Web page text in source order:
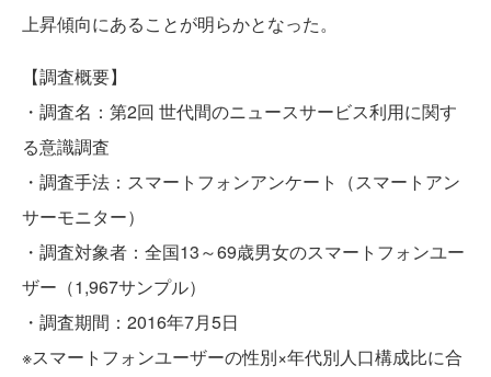
上昇傾向にあることが明らかとなった。
【調査概要】
・調査名：第2回 世代間のニュースサービス利用に関す
る意識調査
・調査手法：スマートフォンアンケート（スマートアン
サーモニター）
・調査対象者：全国13～69歳男女のスマートフォンユー
ザー（1,967サンプル）
・調査期間：2016年7月5日
※スマートフォンユーザーの性別×年代別人口構成比に合